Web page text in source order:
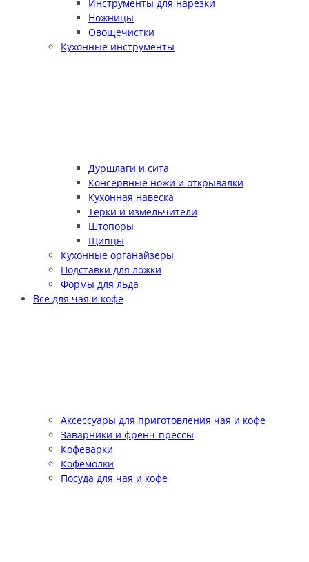
Инструменты для нарезки
Ножницы
Овощечистки
Кухонные инструменты
Дуршлаги и сита
Консервные ножи и открывалки
Кухонная навеска
Терки и измельчители
Штопоры
Щипцы
Кухонные органайзеры
Подставки для ложки
Формы для льда
Все для чая и кофе
Аксессуары для приготовления чая и кофе
Заварники и френч-прессы
Кофеварки
Кофемолки
Посуда для чая и кофе